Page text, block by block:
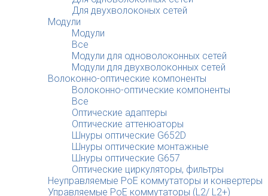
Для двухволоконых сетей
Модули
Модули
Все
Модули для одноволоконных сетей
Модули для двухволоконных сетей
Волоконно-оптические компоненты
Волоконно-оптические компоненты
Все
Оптические адаптеры
Оптические аттенюаторы
Шнуры оптические G652D
Шнуры оптические монтажные
Шнуры оптические G657
Оптические циркуляторы, фильтры
Неуправляемые PoE коммутаторы и конвертеры
Управляемые PoE коммутаторы (L2/ L2+)